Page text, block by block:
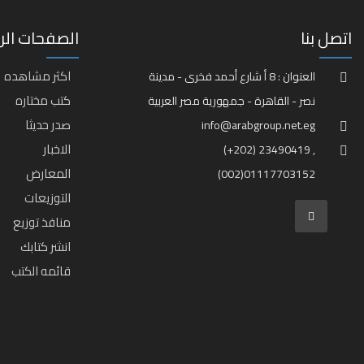
اتصل بنا
العنوان : 8 أ شارع أحمد فخرى - مدينة
نصر - القاهرة - جمهورية مصر العربية
info@arabgroup.net.eg
(+202) 23490419 ,
(002)01117703152
الصفحات
اكثر مشاهده
كتب مختاره
صدر حديثا
الاخبار
المعارض
التوزيعات
منافذ توزيع
انشر كتابك
قائمه الكتب